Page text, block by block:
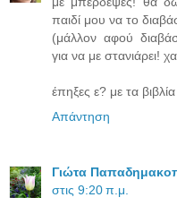
παιδί μου να το
(μάλλον αφού
για να με στανιάρει!
έπηξες ε? με τα
Απάντηση
Γιώτα
στις 9:20 π.μ.